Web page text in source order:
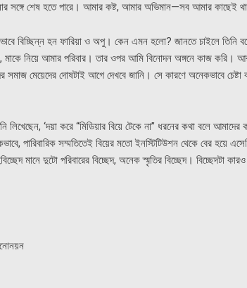
সঙ্গে শেষ হতে পারে। আমার কষ্ট, আমার অভিমান—সব আমার কাছেই
বিচ্ছিন্ন হন ফারিয়া ও অপু। কেন এমন হলো? জানতে চাইলে তিনি
মাকে নিয়ে আমার পরিবার। তার ওপর আমি বিনোদন অঙ্গনে কাজ করি।
সমাজ মেয়েদের দোষটাই আগে দেখবে জানি। সে কারণে অনেকভাবে
লিখেছেন, ‘দয়া করে “মিডিয়ার বিয়ে টেকে না” ধরনের কথা বলে
পারিবারিক সম্মতিতেই বিয়ের মতো ইনস্টিটিউশন থেকে বের হয়ে
মানে দুটো পরিবারের বিচ্ছেদ, অনেক স্মৃতির বিচ্ছেদ।